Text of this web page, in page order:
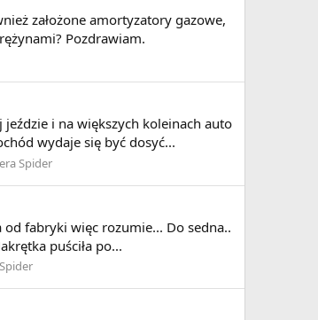
założone amortyzatory gazowe,
Pozdrawiam.
i na większych koleinach auto
wydaje się być dosyć...
Spider
fabryki więc rozumie... Do sedna..
puściła po...